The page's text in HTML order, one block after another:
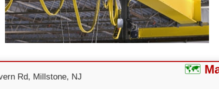
Rd, Millstone, NJ